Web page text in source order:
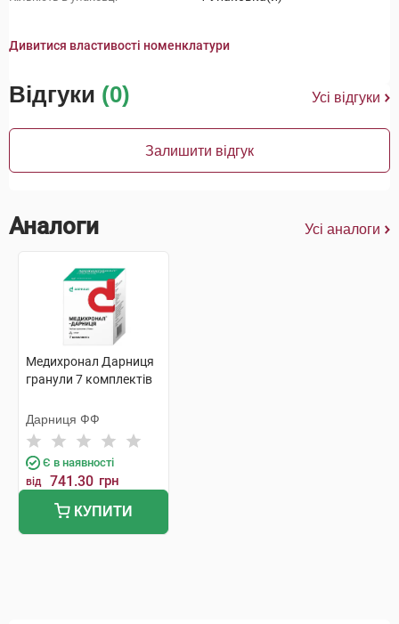
Дивитися властивості номенклатури
Відгуки (0) Усі відгуки
Залишити відгук
Аналоги Усі аналоги
Медихронал Дарниця
гранули 7 комплектів
Дарниця ФФ
Є в наявності
від 741.30 грн
КУПИТИ